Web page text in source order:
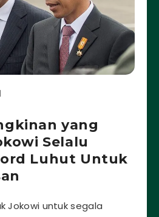
yang
Selalu
Luhut Untuk
Jokowi untuk segala